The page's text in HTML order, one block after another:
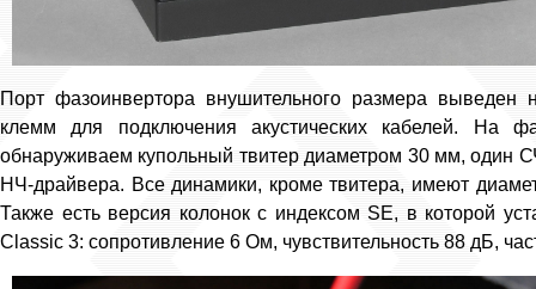
Порт фазоинвертора внушительного размера
клемм для подключения акустических кабелей. На
обнаруживаем купольный твитер диаметром 30 мм, один
НЧ-драйвера. Все динамики, кроме твитера, имеют
Также есть версия колонок с индексом SE, в которой
Classic 3: сопротивление 6 Ом, чувствительность 88 дБ,